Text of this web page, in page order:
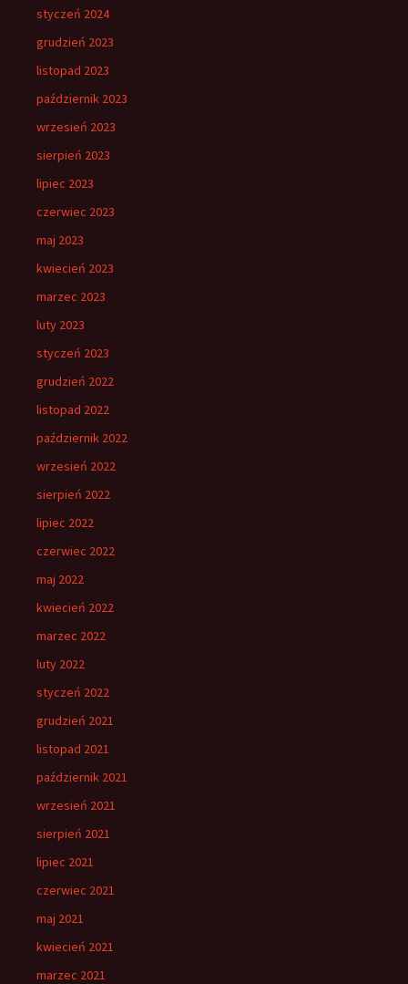
styczeń 2024
grudzień 2023
listopad 2023
październik 2023
wrzesień 2023
sierpień 2023
lipiec 2023
czerwiec 2023
maj 2023
kwiecień 2023
marzec 2023
luty 2023
styczeń 2023
grudzień 2022
listopad 2022
październik 2022
wrzesień 2022
sierpień 2022
lipiec 2022
czerwiec 2022
maj 2022
kwiecień 2022
marzec 2022
luty 2022
styczeń 2022
grudzień 2021
listopad 2021
październik 2021
wrzesień 2021
sierpień 2021
lipiec 2021
czerwiec 2021
maj 2021
kwiecień 2021
marzec 2021